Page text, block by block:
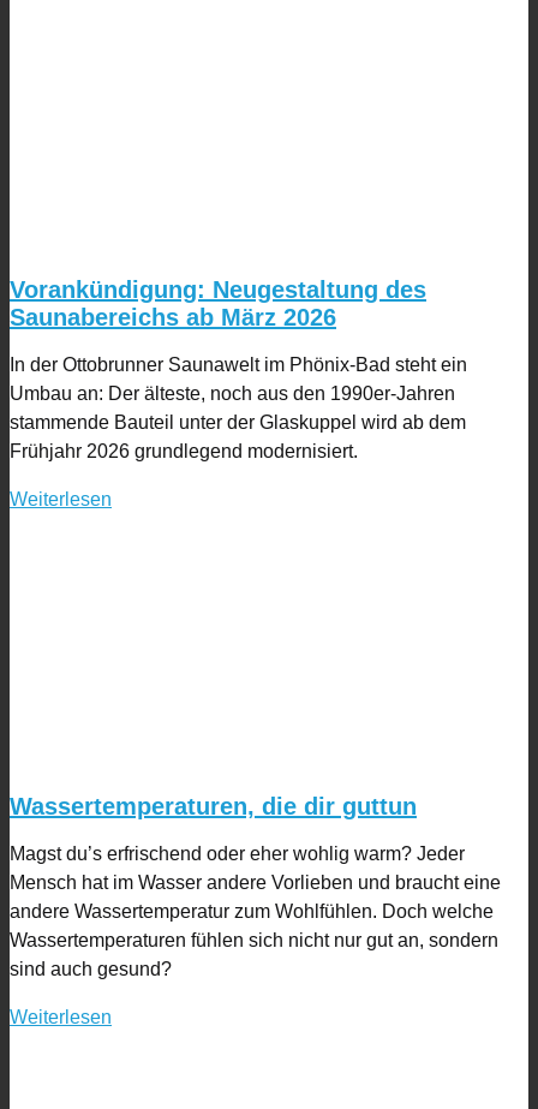
Vorankündigung: Neugestaltung des
Saunabereichs ab März 2026
In der Ottobrunner Saunawelt im Phönix-Bad steht ein
Umbau an: Der älteste, noch aus den 1990er-Jahren
stammende Bauteil unter der Glaskuppel wird ab dem
Frühjahr 2026 grundlegend modernisiert.
Weiterlesen
Wassertemperaturen, die dir guttun
Magst du’s erfrischend oder eher wohlig warm? Jeder
Mensch hat im Wasser andere Vorlieben und braucht eine
andere Wassertemperatur zum Wohlfühlen. Doch welche
Wassertemperaturen fühlen sich nicht nur gut an, sondern
sind auch gesund?
Weiterlesen